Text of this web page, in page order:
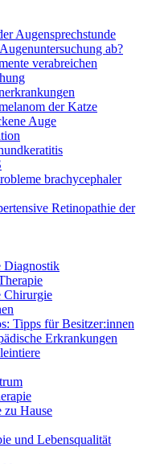
Augensprechstunde
ab?
verabreichen
der Katze
Auge
brachycephaler
Retinopathie der
Diagnostik
Chirurgie
Tipps für Besitzer:innen
Erkrankungen
zu Hause
und Lebensqualität